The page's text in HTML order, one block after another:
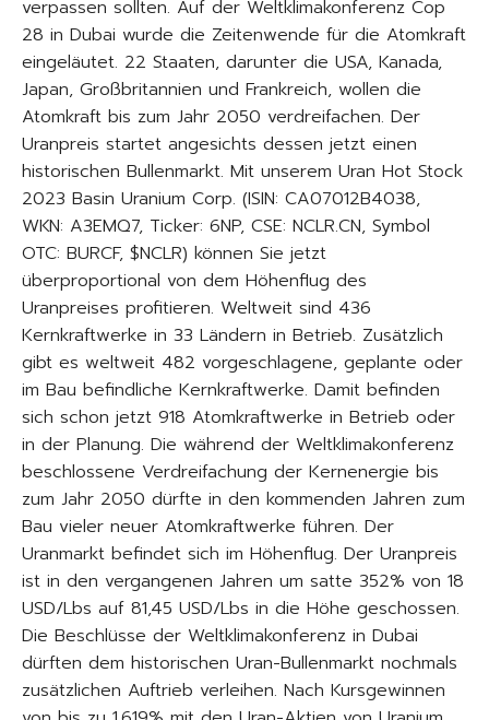
verpassen sollten. Auf der Weltklimakonferenz Cop
28 in Dubai wurde die Zeitenwende für die Atomkraft
eingeläutet. 22 Staaten, darunter die USA, Kanada,
Japan, Großbritannien und Frankreich, wollen die
Atomkraft bis zum Jahr 2050 verdreifachen. Der
Uranpreis startet angesichts dessen jetzt einen
historischen Bullenmarkt. Mit unserem Uran Hot Stock
2023 Basin Uranium Corp. (ISIN: CA07012B4038,
WKN: A3EMQ7, Ticker: 6NP, CSE: NCLR.CN, Symbol
OTC: BURCF, $NCLR) können Sie jetzt
überproportional von dem Höhenflug des
Uranpreises profitieren. Weltweit sind 436
Kernkraftwerke in 33 Ländern in Betrieb. Zusätzlich
gibt es weltweit 482 vorgeschlagene, geplante oder
im Bau befindliche Kernkraftwerke. Damit befinden
sich schon jetzt 918 Atomkraftwerke in Betrieb oder
in der Planung. Die während der Weltklimakonferenz
beschlossene Verdreifachung der Kernenergie bis
zum Jahr 2050 dürfte in den kommenden Jahren zum
Bau vieler neuer Atomkraftwerke führen. Der
Uranmarkt befindet sich im Höhenflug. Der Uranpreis
ist in den vergangenen Jahren um satte 352% von 18
USD/Lbs auf 81,45 USD/Lbs in die Höhe geschossen.
Die Beschlüsse der Weltklimakonferenz in Dubai
dürften dem historischen Uran-Bullenmarkt nochmals
zusätzlichen Auftrieb verleihen. Nach Kursgewinnen